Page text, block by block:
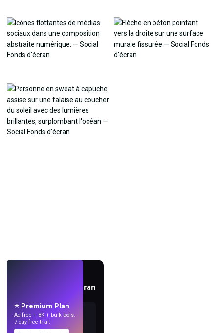
Créez des fonds d'écran
⭐ Premium Plan
Ad-free + 8K + bulk tools.
7-day free trial.